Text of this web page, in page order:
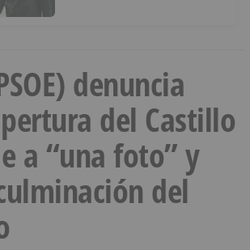
denuncia
del Castillo
a “una foto” y
del